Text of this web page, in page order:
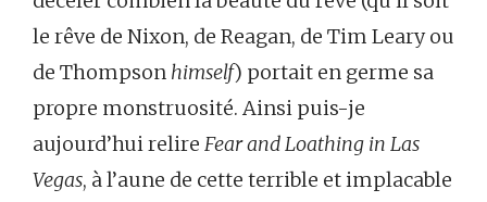
le rêve de Nixon, de Reagan, de Tim Leary ou
de Thompson himself) portait en germe sa
propre monstruosité. Ainsi puis-je
aujourd’hui relire Fear and Loathing in Las
Vegas, à l’aune de cette terrible et implacable